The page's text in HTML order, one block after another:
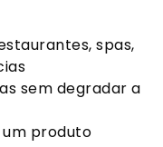
spas,
sem degradar a
produto